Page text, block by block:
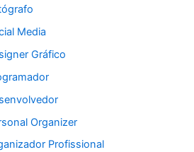
Media
Gráfico
Organizer
Profissional